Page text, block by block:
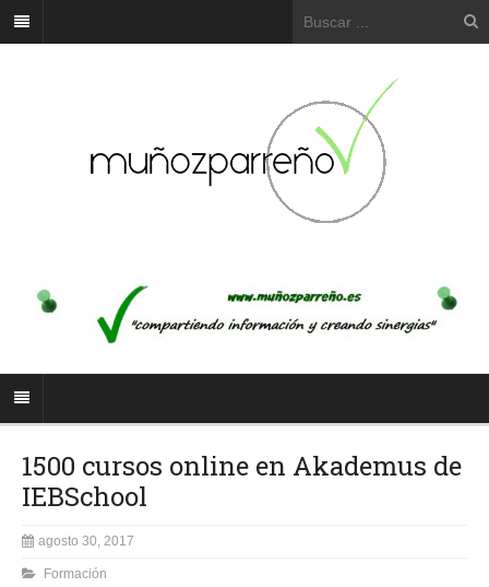
1500 cursos online en Akademus de
IEBSchool
agosto 30, 2017
Formación